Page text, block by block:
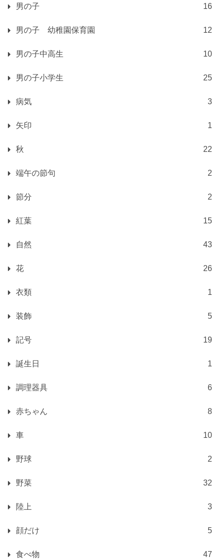
男の子 16
男の子 幼稚園保育園 12
男の子中高生 10
男の子小学生 25
病気 3
矢印 1
秋 22
端午の節句 2
節分 2
紅葉 15
自然 43
花 26
衣類 1
装飾 5
記号 19
誕生日 1
調理器具 6
赤ちゃん 8
車 10
野球 2
野菜 32
陸上 3
顔だけ 5
食べ物 47